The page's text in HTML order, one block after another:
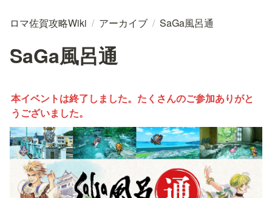
ロマ佐賀攻略Wiki / アーカイブ / SaGa風呂通
SaGa風呂通
本イベントは終了しました。たくさんのご参加ありがと
うございました。